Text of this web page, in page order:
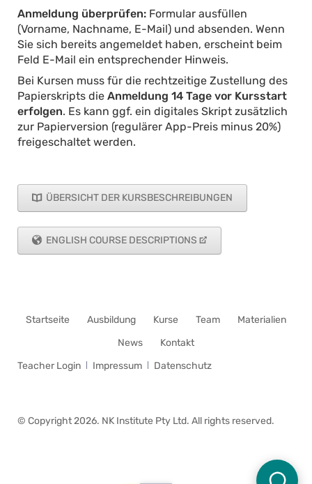
Anmeldung überprüfen:Formular ausfüllen
(Vorname, Nachname, E-Mail) und absenden. Wenn
Sie sich bereits angemeldet haben, erscheint beim
Feld E-Mail ein entsprechender Hinweis.
Bei Kursen muss für die rechtzeitige Zustellung des
Papierskripts die Anmeldung 14 Tage vor Kursstart
erfolgen. Es kann ggf. ein digitales Skript zusätzlich
zur Papierversion (regulärer App-Preis minus 20%)
freigeschaltet werden.
ÜBERSICHT DER KURSBESCHREIBUNGEN
ENGLISH COURSE DESCRIPTIONS
Navigation
Startseite Ausbildung Kurse Team
Materialien
News
Kontakt
Navigation
Teacher Login Impressum Datenschutz
© Copyright 2026. NK Institute Pty Ltd. All rights reserved.